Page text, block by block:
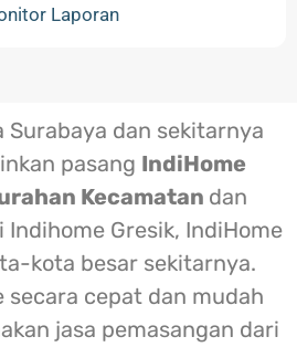
Laporan
Surabaya dan sekitarnya
pasang IndiHome
Kecamatan dan
Gresik, IndiHome
kota besar sekitarnya.
secara cepat dan mudah
jasa pemasangan dari